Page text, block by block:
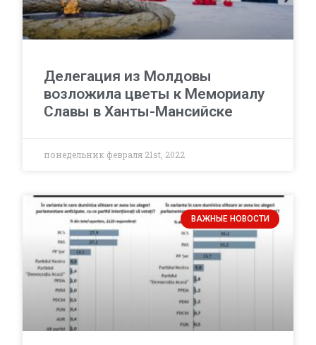
Делегация из Молдовы
возложила цветы к Мемориалу
Славы в Ханты-Мансийске
понедельник февраля 21st, 2022
ВАЖНЫЕ НОВОСТИ